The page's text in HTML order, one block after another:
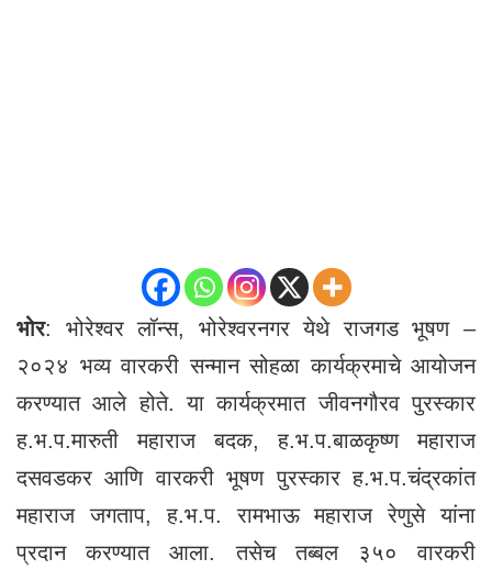
भोर: भोरेश्वर लॉन्स, भोरेश्वरनगर येथे राजगड भूषण –
२०२४ भव्य वारकरी सन्मान सोहळा कार्यक्रमाचे आयोजन
करण्यात आले होते. या कार्यक्रमात जीवनगौरव पुरस्कार
ह.भ.प.मारुती महाराज बदक, ह.भ.प.बाळकृष्ण महाराज
दसवडकर आणि वारकरी भूषण पुरस्कार ह.भ.प.चंद्रकांत
महाराज जगताप, ह.भ.प. रामभाऊ महाराज रेणुसे यांना
प्रदान करण्यात आला. तसेच तब्बल ३५० वारकरी